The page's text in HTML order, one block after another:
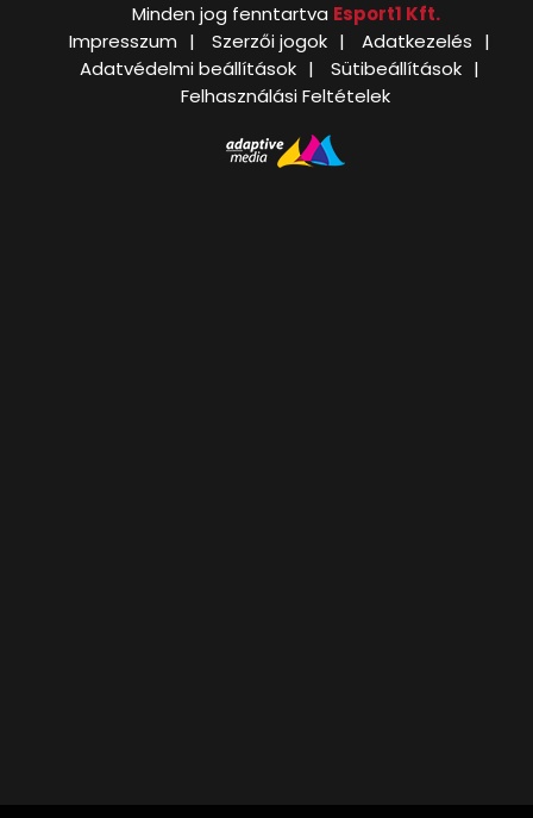
Minden jog fenntartva Esport1 Kft.
Impresszum
Szerzői jogok
Adatkezelés
Adatvédelmi beállítások
Sütibeállítások
Felhasználási Feltételek